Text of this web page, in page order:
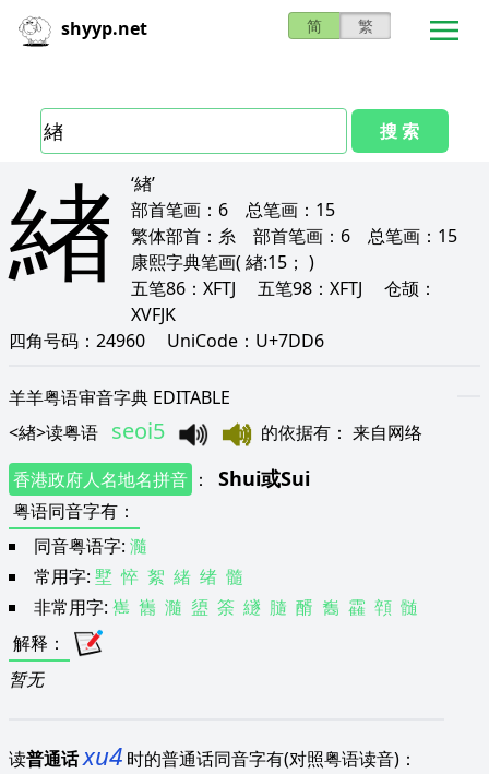
shyyp.net 简 繁
搜 索
緖
‘緖’
部首笔画： 6 总笔画： 15
繁体部首： 糸 部首笔画： 6 总笔画： 15
康熙字典笔画( 緖:15； )
五笔86： XFTJ 五笔98： XFTJ 仓颉：
XVFJK
四角号码： 24960 UniCode： U+7DD6
羊羊粤语审音字典 EDITABLE
<緖>读粤语 seoi5 的依据有 ： 来自网络
香港政府人名地名拼音 ： Shui或Sui
粤语同音字有 ：
同音粤语字: 瀡
常用字: 墅 悴 絮 緒 绪 髓
非常用字: 嶲 巂 瀡 盨 筡 繸 膸 醑 雟 靃 顇 髄
解释 ：
暂无
读普通话xu4 时的普通话同音字有(对照粤语读音)：